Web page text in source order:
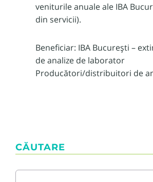
veniturile anuale ale IBA
din servicii).
Beneficiar: IBA București –
de analize de laborator
Producători/distribuitori de
CĂUTARE